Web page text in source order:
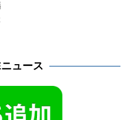
ュース